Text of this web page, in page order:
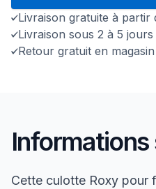
Livraison gratuite à partir
Livraison sous 2 à 5
Retour gratuit en magasin
Cette culotte Roxy pour